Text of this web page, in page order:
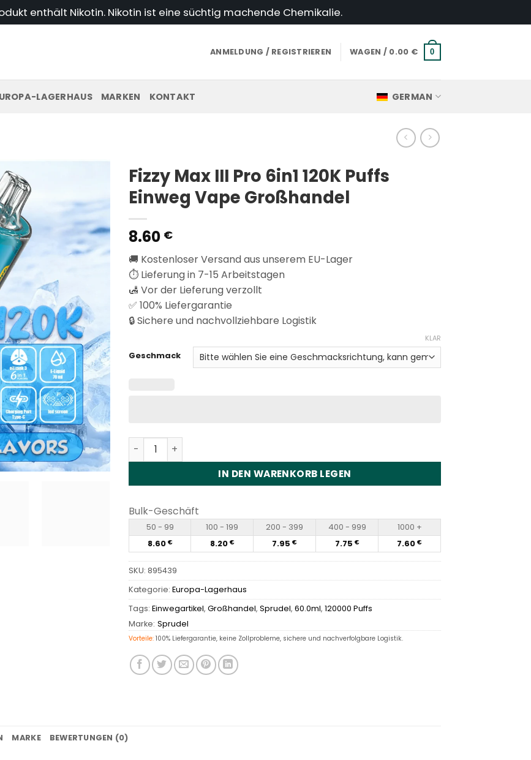
enthält Nikotin. Nikotin ist eine süchtig machende Chemikalie.
ANMELDUNG / REGISTRIEREN WAGEN / 0.00 € 0
LAGERHAUS MARKEN KONTAKT GERMAN
Fizzy Max III Pro 6in1 120K Puffs
Einweg Vape Großhandel
8.60 €
🚚 Kostenloser Versand aus unserem EU-Lager
⏱️ Lieferung in 7-15 Arbeitstagen
🛃 Vor der Lieferung verzollt
✅ 100% Liefergarantie
🔒 Sichere und nachvollziehbare Logistik
Geschmack
KLAR
Fizzy Max III Pro 6in1 120K Puffs Disposable Vape Wholesale Menge
IN DEN WARENKORB LEGEN
Bulk-Geschäft
50 - 99 100 - 199 200 - 399 400 - 999
1000 +
8.60 € 8.20 € 7.95 € 7.75 € 7.60 €
SKU: 895439
Kategorie: Europa-Lagerhaus
Tags: Einwegartikel, Großhandel, Sprudel, 60.0ml, 120000 Puffs
Marke: Sprudel
Vorteile: 100% Liefergarantie, keine Zollprobleme, sichere und nachverfolgbare Logistik.
MARKE BEWERTUNGEN (0)